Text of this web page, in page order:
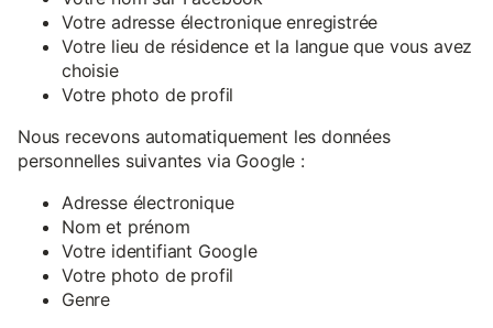
Votre adresse électronique enregistrée
Votre lieu de résidence et la langue que vous avez
choisie
Votre photo de profil
Nous recevons automatiquement les données
personnelles suivantes via Google :
Adresse électronique
Nom et prénom
Votre identifiant Google
Votre photo de profil
Genre